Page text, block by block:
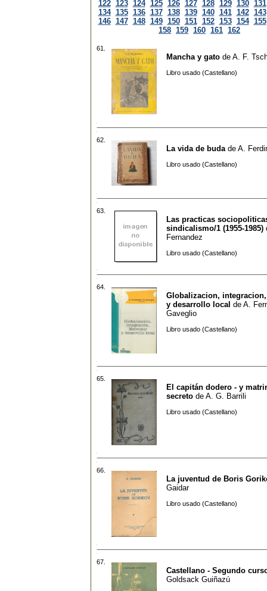
122 123 124 125 126 127 128 129 130 131
134 135 136 137 138 139 140 141 142 143
146 147 148 149 150 151 152 153 154 155
158 159 160 161 162
61.
Mancha y gato de A. F.
Libro usado (Castellano)
62.
La vida de buda de A.
Libro usado (Castellano)
63.
Las practicas
sindicalismo/1 (1955-1985)
Fernandez
Libro usado (Castellano)
64.
Globalizacion,
y desarrollo local de A.
Gaveglio
Libro usado (Castellano)
65.
El capitán dodero - y
secreto de A. G. Barrili
Libro usado (Castellano)
66.
La juventud de Boris
Gaidar
Libro usado (Castellano)
67.
Castellano - Segundo
Goldsack Guiñazú